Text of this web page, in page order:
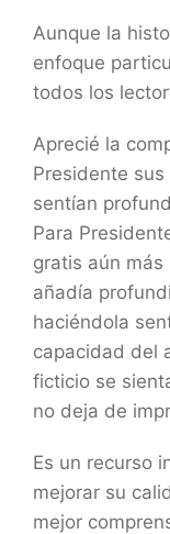
Aunque la
enfoque
todos los
Aprecié la
Presidente
sentían
Para
gratis aún
añadía
haciéndola
capacidad del
ficticio se
no deja de
Es un recurso
mejorar su
mejor